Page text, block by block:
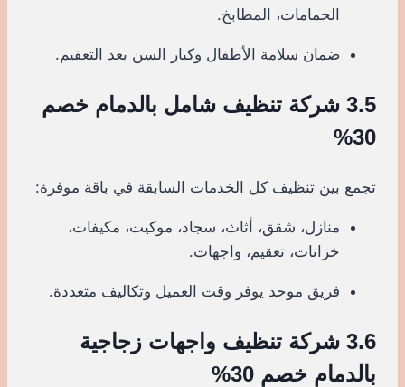
الحمامات، المطابخ.
ضمان سلامة الأطفال وكبار السن بعد التعقيم.
3.5 شركة تنظيف شامل بالدمام خصم
30%
تجمع بين تنظيف كل الخدمات السابقة في باقة موفرة:
منازل، شقق، أثاث، سجاد، موكيت، مكيفات،
خزانات، تعقيم، واجهات.
فريق موحد يوفر وقت العميل وتكاليف متعددة.
3.6 شركة تنظيف واجهات زجاجية
بالدمام خصم 30%